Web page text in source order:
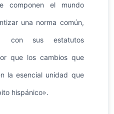
componen el mundo
una norma común,
con sus estatutos
que los cambios que
la esencial unidad que
hispánico».